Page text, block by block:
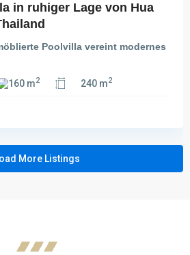
in ruhiger Lage von Hua
Poolvilla vereint modernes
160 m2 240 m2
More Listings